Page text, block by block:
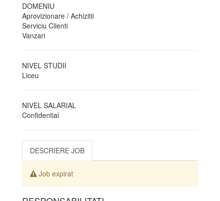
DOMENIU
Aprovizionare / Achizitii
Serviciu Clienti
Vanzari
NIVEL STUDII
Liceu
NIVEL SALARIAL
Confidential
DESCRIERE JOB
Job expirat